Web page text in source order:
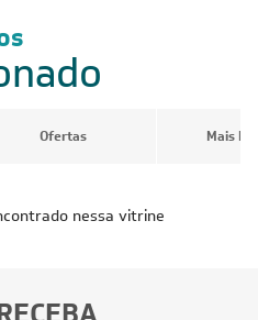
Ofertas Mais
nessa vitrine